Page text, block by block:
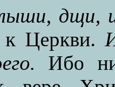
дщи,
к Церкви.
Ибо